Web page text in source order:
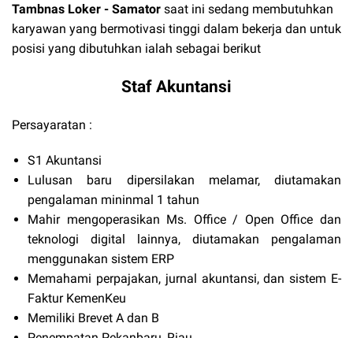
Tambnas Loker - Samator saat ini sedang membutuhkan
karyawan yang bermotivasi tinggi dalam bekerja dan untuk
posisi yang dibutuhkan ialah sebagai berikut
Staf Akuntansi
Persayaratan :
S1 Akuntansi
Lulusan baru dipersilakan melamar, diutamakan
pengalaman mininmal 1 tahun
Mahir mengoperasikan Ms. Office / Open Office dan
teknologi digital lainnya, diutamakan pengalaman
menggunakan sistem ERP
Memahami perpajakan, jurnal akuntansi, dan sistem E-
Faktur KemenKeu
Memiliki Brevet A dan B